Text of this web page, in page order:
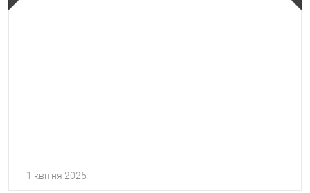
1 квітня 2025